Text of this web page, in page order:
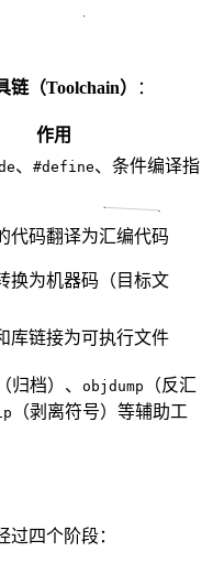
链（Toolchain） ：
作用
、 #define、条件编译指
代码翻译为汇编代码
换为机器码（目标文
库链接为可执行文件
（归档）、 objdump
（反汇
（剥离符号）等辅助工
四个阶段：